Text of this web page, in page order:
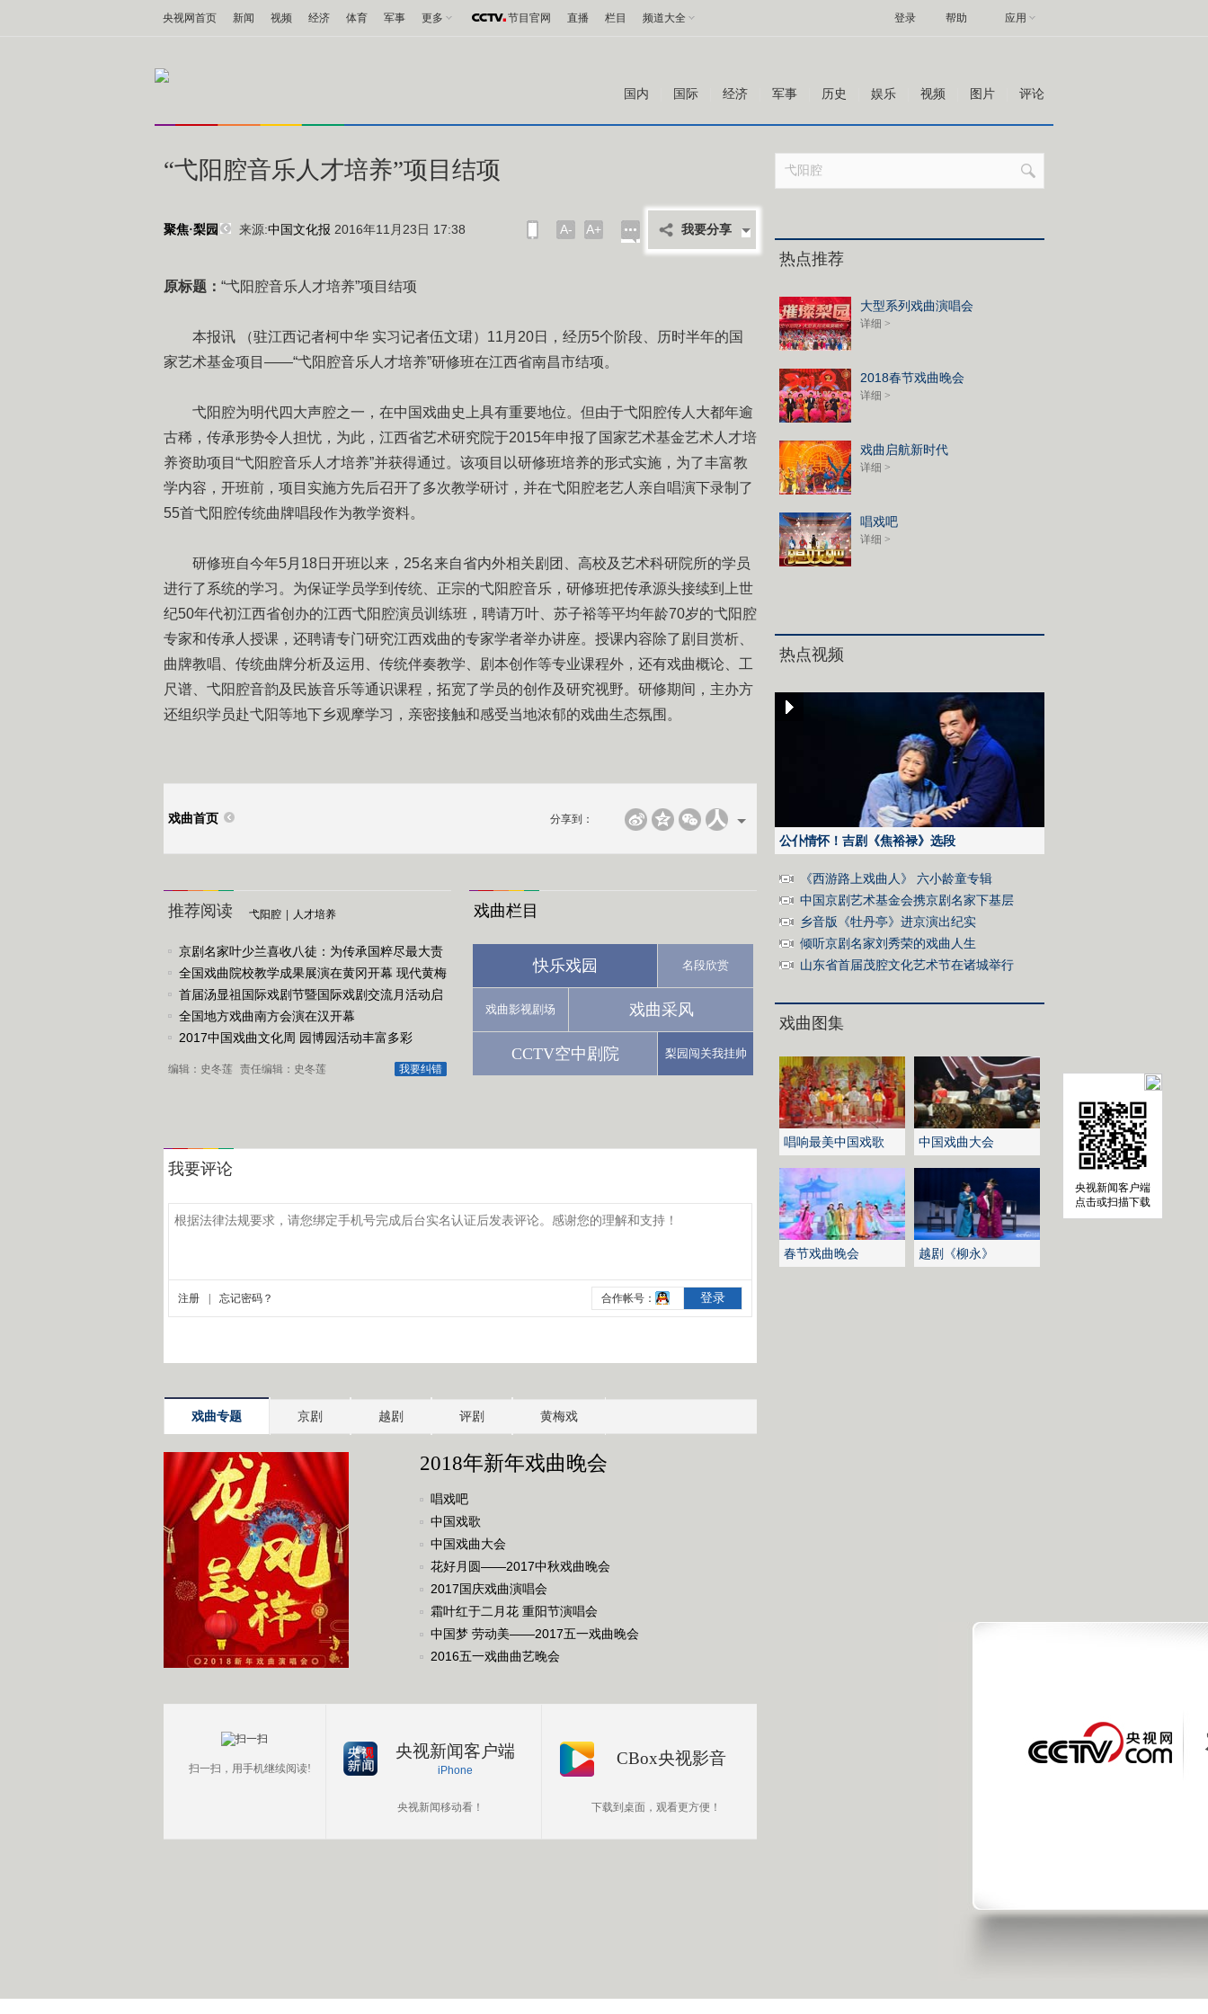
央视新闻客户端
点击或扫描下载
央视网首页 新闻 视频 经济 体育 军事 更多 节目官网 直播 栏目 频道大全 帮助 应用
登录
国内 国际 经济 军事 历史 娱乐 视频 图片 评论
“弋阳腔音乐人才培养”项目结项
聚焦·梨园 来源:中国文化报 2016年11月23日 17:38 A- A+ 我要分享
原标题： “弋阳腔音乐人才培养”项目结项
本报讯 （驻江西记者柯中华 实习记者伍文珺）11月20日，经历5个阶段、历时半年的国
家艺术基金项目——“弋阳腔音乐人才培养”研修班在江西省南昌市结项。
弋阳腔为明代四大声腔之一，在中国戏曲史上具有重要地位。但由于弋阳腔传人大都年逾
古稀，传承形势令人担忧，为此，江西省艺术研究院于2015年申报了国家艺术基金艺术人才培
养资助项目“弋阳腔音乐人才培养”并获得通过。该项目以研修班培养的形式实施，为了丰富教
学内容，开班前，项目实施方先后召开了多次教学研讨，并在弋阳腔老艺人亲自唱演下录制了
55首弋阳腔传统曲牌唱段作为教学资料。
研修班自今年5月18日开班以来，25名来自省内外相关剧团、高校及艺术科研院所的学员
进行了系统的学习。为保证学员学到传统、正宗的弋阳腔音乐，研修班把传承源头接续到上世
纪50年代初江西省创办的江西弋阳腔演员训练班，聘请万叶、苏子裕等平均年龄70岁的弋阳腔
专家和传承人授课，还聘请专门研究江西戏曲的专家学者举办讲座。授课内容除了剧目赏析、
曲牌教唱、传统曲牌分析及运用、传统伴奏教学、剧本创作等专业课程外，还有戏曲概论、工
尺谱、弋阳腔音韵及民族音乐等通识课程，拓宽了学员的创作及研究视野。研修期间，主办方
还组织学员赴弋阳等地下乡观摩学习，亲密接触和感受当地浓郁的戏曲生态氛围。
戏曲首页 分享到：
推荐阅读 弋阳腔 人才培养
京剧名家叶少兰喜收八徒：为传承国粹尽最大责
任
全国戏曲院校教学成果展演在黄冈开幕 现代黄梅
戏《槐花谣》倾情..
首届汤显祖国际戏剧节暨国际戏剧交流月活动启
动
全国地方戏曲南方会演在汉开幕
2017中国戏曲文化周 园博园活动丰富多彩
我要纠错
编辑：史冬莲 责任编辑：史冬莲
戏曲栏目
快乐戏园 名段欣赏
戏曲影视剧场 戏曲采风
CCTV空中剧院 梨园闯关我挂帅
戏曲专题 京剧 越剧 评剧 黄梅戏
2018年新年戏曲晚会
唱戏吧
中国戏歌
中国戏曲大会
花好月圆——2017中秋戏曲晚会
2017国庆戏曲演唱会
霜叶红于二月花 重阳节演唱会
中国梦 劳动美——2017五一戏曲晚会
2016五一戏曲曲艺晚会
扫一扫，用手机继续阅读!
央视新闻客户端
iPhone
央视新闻移动看！
CBox央视影音
下载到桌面，观看更方便！
热点推荐
大型系列戏曲演唱会
详细 >
2018春节戏曲晚会
详细 >
戏曲启航新时代
详细 >
唱戏吧
详细 >
热点视频
公仆情怀！吉剧《焦裕禄》选段
《西游路上戏曲人》 六小龄童专辑
中国京剧艺术基金会携京剧名家下基层
乡音版《牡丹亭》进京演出纪实
倾听京剧名家刘秀荣的戏曲人生
山东省首届茂腔文化艺术节在诸城举行
戏曲图集
唱响最美中国戏歌 中国戏曲大会
春节戏曲晚会 越剧《柳永》